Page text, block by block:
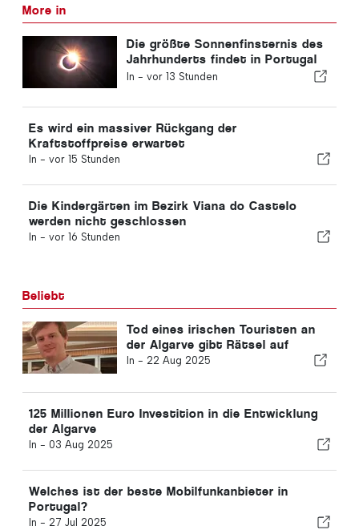
More in
Die größte Sonnenfinsternis des
Jahrhunderts findet in Portugal
statt
In - vor 13 Stunden
Es wird ein massiver Rückgang der
Kraftstoffpreise erwartet
In - vor 15 Stunden
Die Kindergärten im Bezirk Viana do Castelo
werden nicht geschlossen
In - vor 16 Stunden
Beliebt
Tod eines irischen Touristen an
der Algarve gibt Rätsel auf
In - 22 Aug 2025
125 Millionen Euro Investition in die Entwicklung
der Algarve
In - 03 Aug 2025
Welches ist der beste Mobilfunkanbieter in
Portugal?
In - 27 Jul 2025